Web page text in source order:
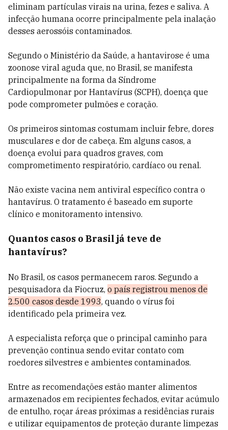
eliminam partículas virais na urina, fezes e saliva. A
infecção humana ocorre principalmente pela inalação
desses aerossóis contaminados.
Segundo o Ministério da Saúde, a hantavirose é uma
zoonose viral aguda que, no Brasil, se manifesta
principalmente na forma da Síndrome
Cardiopulmonar por Hantavírus (SCPH), doença que
pode comprometer pulmões e coração.
Os primeiros sintomas costumam incluir febre, dores
musculares e dor de cabeça. Em alguns casos, a
doença evolui para quadros graves, com
comprometimento respiratório, cardíaco ou renal.
Não existe vacina nem antiviral específico contra o
hantavírus. O tratamento é baseado em suporte
clínico e monitoramento intensivo.
Quantos casos o Brasil já teve de
hantavírus?
No Brasil, os casos permanecem raros. Segundo a
pesquisadora da Fiocruz, o país registrou menos de
2.500 casos desde 1993, quando o vírus foi
identificado pela primeira vez.
A especialista reforça que o principal caminho para
prevenção continua sendo evitar contato com
roedores silvestres e ambientes contaminados.
Entre as recomendações estão manter alimentos
armazenados em recipientes fechados, evitar acúmulo
de entulho, roçar áreas próximas a residências rurais
e utilizar equipamentos de proteção durante limpezas